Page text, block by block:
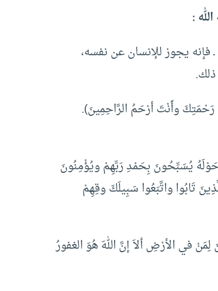
:
فإنه يجوز للإنسان عن نفسه،
وأَنْتَ أرْحَمُ الرَّاحِمِينَ).
يُسَبِّحُونَ بِحَمْدِ رَبِّهِمْ ويُؤْمِنُونَ
تَابُوا واتَّبَعُوا سَبِيلَكَ وقِهِمْ
في الأرْضِ ألاَ إنَّ اللهَ هُوَ الغفورُ